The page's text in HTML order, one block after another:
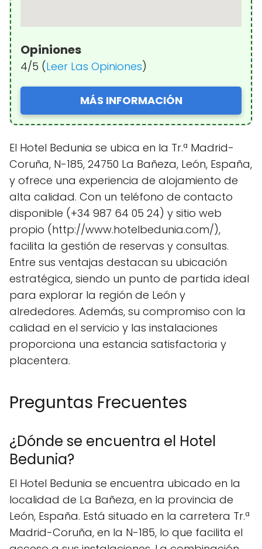
Opiniones
4/5 (Leer Las Opiniones)
MÁS INFORMACIÓN
El Hotel Bedunia se ubica en la Tr.ª Madrid-
Coruña, N-185, 24750 La Bañeza, León, España,
y ofrece una experiencia de alojamiento de
alta calidad. Con un teléfono de contacto
disponible (+34 987 64 05 24) y sitio web
propio (http://www.hotelbedunia.com/),
facilita la gestión de reservas y consultas.
Entre sus ventajas destacan su ubicación
estratégica, siendo un punto de partida ideal
para explorar la región de León y
alrededores. Además, su compromiso con la
calidad en el servicio y las instalaciones
proporciona una estancia satisfactoria y
placentera.
Preguntas Frecuentes
¿Dónde se encuentra el Hotel
Bedunia?
El Hotel Bedunia se encuentra ubicado en la
localidad de La Bañeza, en la provincia de
León, España. Está situado en la carretera Tr.ª
Madrid-Coruña, en la N-185, lo que facilita el